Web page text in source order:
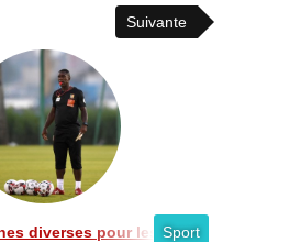
Suivante
Sport
diverses pour les entraineurs